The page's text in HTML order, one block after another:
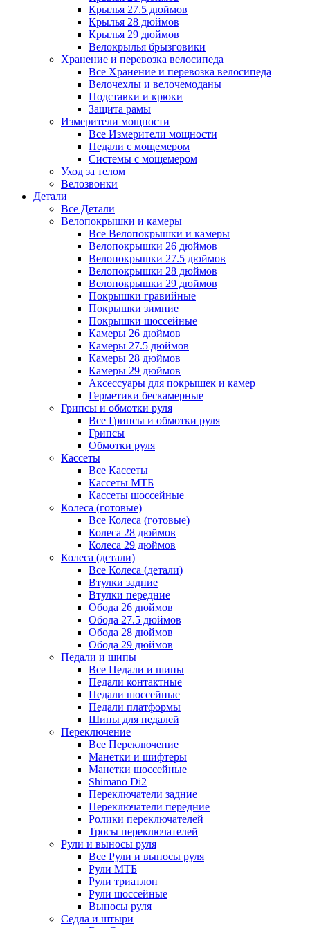
Крылья 27.5 дюймов
Крылья 28 дюймов
Крылья 29 дюймов
Велокрылья брызговики
Хранение и перевозка велосипеда
Все Хранение и перевозка велосипеда
Велочехлы и велочемоданы
Подставки и крюки
Защита рамы
Измерители мощности
Все Измерители мощности
Педали с мощемером
Системы с мощемером
Уход за телом
Велозвонки
Детали
Все Детали
Велопокрышки и камеры
Все Велопокрышки и камеры
Велопокрышки 26 дюймов
Велопокрышки 27.5 дюймов
Велопокрышки 28 дюймов
Велопокрышки 29 дюймов
Покрышки гравийные
Покрышки зимние
Покрышки шоссейные
Камеры 26 дюймов
Камеры 27.5 дюймов
Камеры 28 дюймов
Камеры 29 дюймов
Аксессуары для покрышек и камер
Герметики бескамерные
Грипсы и обмотки руля
Все Грипсы и обмотки руля
Грипсы
Обмотки руля
Кассеты
Все Кассеты
Кассеты МТБ
Кассеты шоссейные
Колеса (готовые)
Все Колеса (готовые)
Колеса 28 дюймов
Колеса 29 дюймов
Колеса (детали)
Все Колеса (детали)
Втулки задние
Втулки передние
Обода 26 дюймов
Обода 27.5 дюймов
Обода 28 дюймов
Обода 29 дюймов
Педали и шипы
Все Педали и шипы
Педали контактные
Педали шоссейные
Педали платформы
Шипы для педалей
Переключение
Все Переключение
Манетки и шифтеры
Манетки шоссейные
Shimano Di2
Переключатели задние
Переключатели передние
Ролики переключателей
Тросы переключателей
Рули и выносы руля
Все Рули и выносы руля
Рули МТБ
Рули триатлон
Рули шоссейные
Выносы руля
Седла и штыри